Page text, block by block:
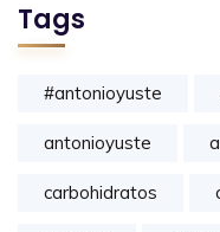
Tags
#antonioyuste
antonioyuste
carbohidratos